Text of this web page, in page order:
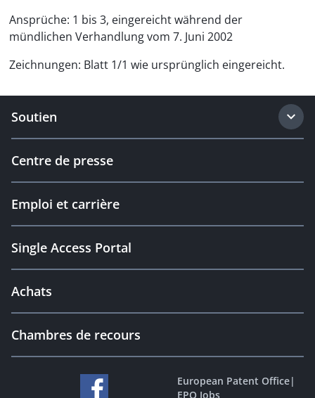
Ansprüche: 1 bis 3, eingereicht während der
mündlichen Verhandlung vom 7. Juni 2002
Zeichnungen: Blatt 1/1 wie ursprünglich eingereicht.
Soutien
Centre de presse
Emploi et carrière
Single Access Portal
Achats
Chambres de recours
European Patent Office|
EPO Jobs